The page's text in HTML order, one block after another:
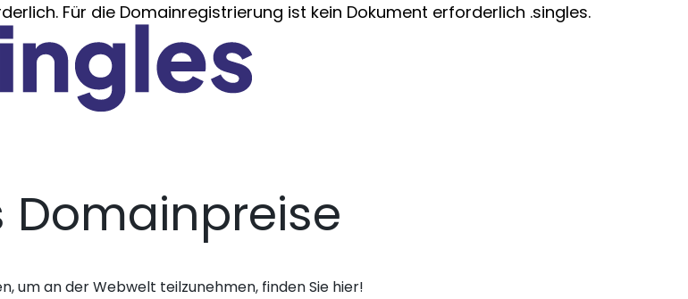
Für die Domainregistrierung ist kein Dokument erforderlich .singles.
Domainpreise
um an der Webwelt teilzunehmen, finden Sie hier!